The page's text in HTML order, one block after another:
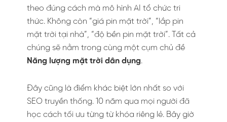
theo đúng cách mà mô hình AI tổ chức tri
thức. Không còn “giá pin mặt trời”, “lắp pin
mặt trời tại nhà”, “độ bền pin mặt trời”. Tất cả
chúng sẽ nằm trong cùng một cụm chủ đề
Năng lượng mặt trời dân dụng.
Đây cũng là điểm khác biệt lớn nhất so với
SEO truyền thống. 10 năm qua mọi người đã
học cách tối ưu từng từ khóa riêng lẻ. Bây giờ